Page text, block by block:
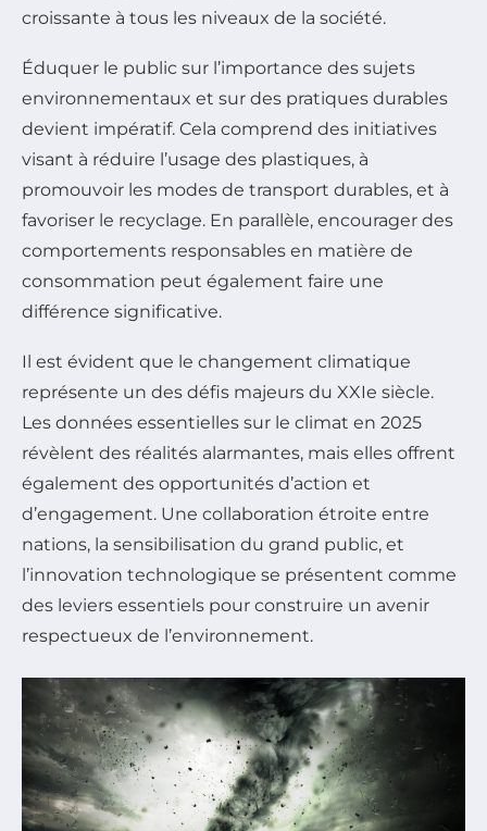
croissante à tous les niveaux de la société.
Éduquer le public sur l’importance des sujets
environnementaux et sur des pratiques durables
devient impératif. Cela comprend des initiatives
visant à réduire l’usage des plastiques, à
promouvoir les modes de transport durables, et à
favoriser le recyclage. En parallèle, encourager des
comportements responsables en matière de
consommation peut également faire une
différence significative.
Il est évident que le changement climatique
représente un des défis majeurs du XXIe siècle.
Les données essentielles sur le climat en 2025
révèlent des réalités alarmantes, mais elles offrent
également des opportunités d’action et
d’engagement. Une collaboration étroite entre
nations, la sensibilisation du grand public, et
l’innovation technologique se présentent comme
des leviers essentiels pour construire un avenir
respectueux de l’environnement.